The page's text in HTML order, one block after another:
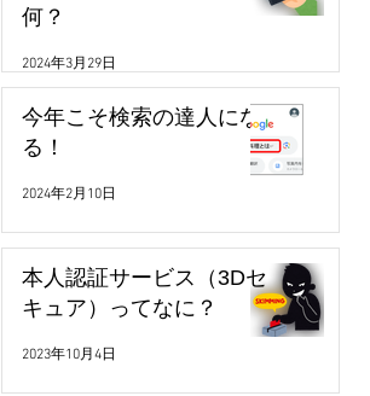
何？
2024年3月29日
今年こそ検索の達人にな
る！
2024年2月10日
本人認証サービス（3Dセ
キュア）ってなに？
2023年10月4日